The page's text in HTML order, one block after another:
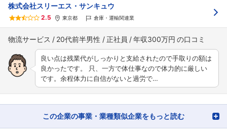
株式会社スリーエス・サンキュウ
2.5 東京都 倉庫・運輸関連業
物流サービス 20代前半男性 正社員 年収300万円
良い点は残業代がしっかりと支給されたので手取りの額は
良かったです。 只、一方で体仕事なので体力的に厳しい
です。余程体力に自信がないと過労で…
この企業の事業・業種類似企業をもっと読む